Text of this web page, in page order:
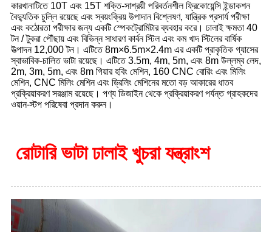
কারখানাটিতে 10T এবং 15T শক্তি-সাশ্রয়ী পরিবর্তনশীল ফ্রিকোয়েন্সি ইন্ডাকশন
বৈদ্যুতিক চুল্লি রয়েছে এবং স্বয়ংক্রিয় উপাদান বিশ্লেষণ, যান্ত্রিক প্রসার্য পরীক্ষা
এবং কঠোরতা পরীক্ষার জন্য একটি স্পেকট্রোমিটার ব্যবহার করে। ঢালাই ক্ষমতা 40
টন / টুকরা পৌঁছায় এবং বিভিন্ন সাধারণ কার্বন স্টিল এবং কম খাদ স্টিলের বার্ষিক
উত্পাদন 12,000 টন। এটিতে 8m×6.5m×2.4m এর একটি প্রাকৃতিক গ্যাসের
স্বাভাবিক-চালিত ভাটা রয়েছে। এটিতে 3.5m, 4m, 5m, এবং 8m উল্লম্ব লেদ,
2m, 3m, 5m, এবং 8m গিয়ার হবিং মেশিন, 160 CNC বোরিং এবং মিলিং
মেশিন, CNC মিলিং মেশিন এবং ড্রিলিং মেশিনের মতো বড় আকারের ধাতব
প্রক্রিয়াকরণ সরঞ্জাম রয়েছে। পণ্য ডিজাইন থেকে প্রক্রিয়াকরণ পর্যন্ত গ্রাহকদের
ওয়ান-স্টপ পরিষেবা প্রদান করুন।
রোটারি ভাটা ঢালাই খুচরা যন্ত্রাংশ